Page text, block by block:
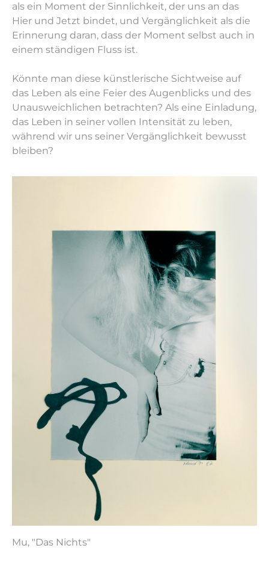
als ein Moment der Sinnlichkeit, der uns an das
Hier und Jetzt bindet, und Vergänglichkeit als die
Erinnerung daran, dass der Moment selbst auch in
einem ständigen Fluss ist.
Könnte man diese künstlerische Sichtweise auf
das Leben als eine Feier des Augenblicks und des
Unausweichlichen betrachten? Als eine Einladung,
das Leben in seiner vollen Intensität zu leben,
während wir uns seiner Vergänglichkeit bewusst
bleiben?
Mu, "Das Nichts"